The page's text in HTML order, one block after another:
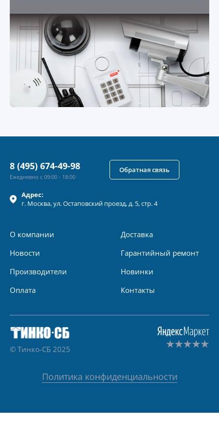
Адрес:
г. Москва, ул.Остаповский проезд, д. 5, стр. 4
О компании
Новости
Производители
Оплата
Доставка
Гарантийный ремонт
Новинки
Контакты
8 (495) 674-49-98
Ежедневно с 09:00 - 18:00
Обратная связь
© Тинко-СБ 2025
Политика конфиденциальности